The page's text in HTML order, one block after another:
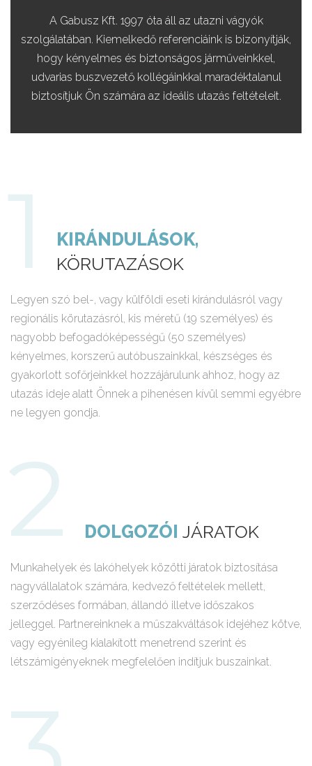
A Gabusz Kft. 1997 óta áll az utazni vágyók
szolgálatában. Kiemelkedő referenciáink is bizonyítják,
hogy kényelmes és biztonságos járműveinkkel,
udvarias buszvezető kollégáinkkal maradéktalanul
biztosítjuk Ön számára az ideális utazás feltételeit.
KIRÁNDULÁSOK,
KÖRUTAZÁSOK
Legyen szó bel-, vagy külföldi eseti kirándulásról vagy
regionális körutazásról, kis méretű (19 személyes) és
nagyobb befogadóképességű (50 személyes)
kényelmes, korszerű autóbuszainkkal, készséges és
gyakorlott sofőrjeinkkel hozzájárulunk ahhoz, hogy az
utazás ideje alatt Önnek a pihenésen kívül semmi egyébre
ne legyen gondja.
DOLGOZÓI JÁRATOK
Munkahelyek és lakóhelyek közötti járatok biztosítása
nagyvállalatok számára, kedvező feltételek mellett,
szerződéses formában, állandó illetve időszakos
jelleggel. Partnereinknek a műszakváltások idejéhez kötve,
vagy egyénileg kialakított menetrend szerint és
létszámigényeknek megfelelően indítjuk buszainkat.